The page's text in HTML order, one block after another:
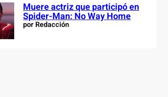
Muere actriz que participó en
Spider-Man: No Way Home
por Redacción